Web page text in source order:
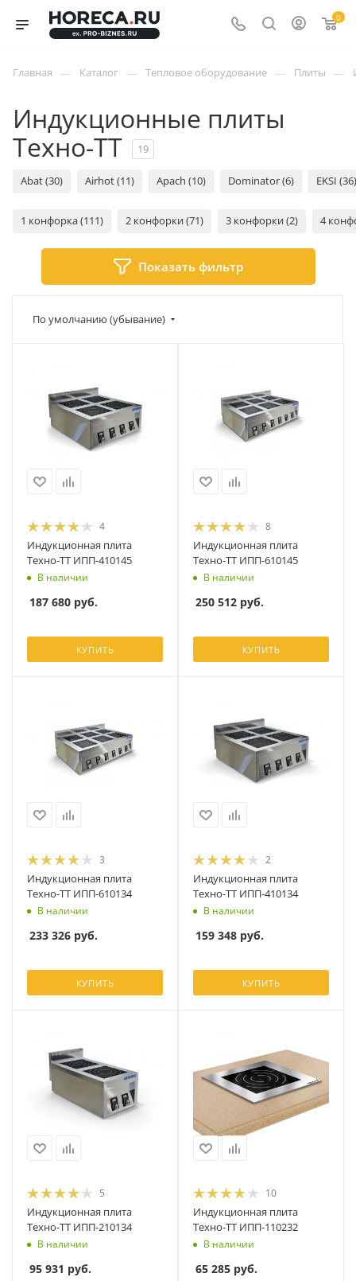
0
Главная — Каталог — Тепловое оборудование — Плиты —
Индукционные плиты
Техно-ТТ
19
Abat (30) Airhot (11) Apach (10) Dominator (6) EKSI (36)
1 конфорка (111) 2 конфорки (71) 3 конфорки (2) 4
Показать фильтр
По умолчанию (убывание)
4
Индукционная плита
Техно-ТТ ИПП-410145
В наличии
187 680 руб.
КУПИТЬ
8
Индукционная плита
Техно-ТТ ИПП-610145
В наличии
250 512 руб.
КУПИТЬ
3
Индукционная плита
Техно-ТТ ИПП-610134
В наличии
233 326 руб.
КУПИТЬ
2
Индукционная плита
Техно-ТТ ИПП-410134
В наличии
159 348 руб.
КУПИТЬ
5
Индукционная плита
Техно-ТТ ИПП-210134
В наличии
95 931 руб.
10
Индукционная плита
Техно-ТТ ИПП-110232
В наличии
65 285 руб.